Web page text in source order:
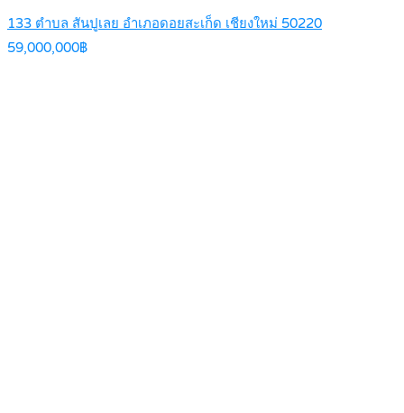
133 ตำบล สันปูเลย อำเภอดอยสะเก็ด เชียงใหม่ 50220
59,000,000฿